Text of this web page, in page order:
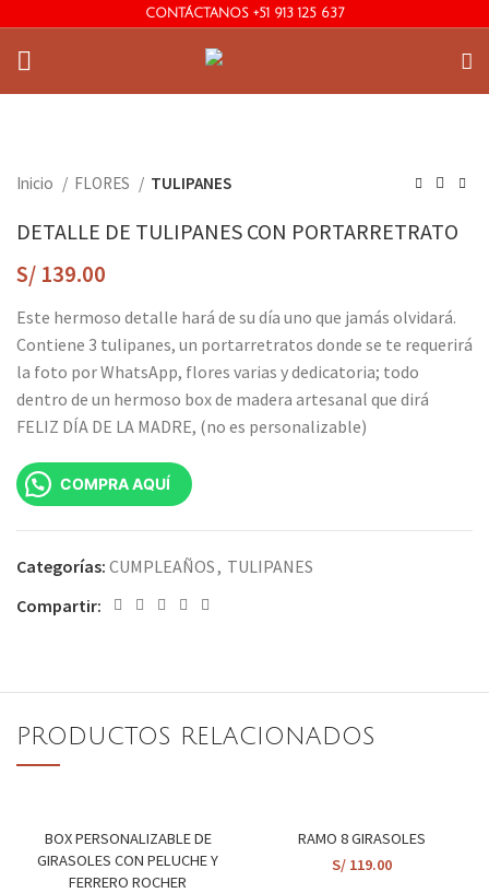
CONTÁCTANOS +51 913 125 637
Inicio FLORES TULIPANES
DETALLE DE TULIPANES CON PORTARRETRATO
S/ 139.00
Este hermoso detalle hará de su día uno que jamás olvidará.
Contiene 3 tulipanes, un portarretratos donde se te requerirá
la foto por WhatsApp, flores varias y dedicatoria; todo
dentro de un hermoso box de madera artesanal que dirá
FELIZ DÍA DE LA MADRE, (no es personalizable)
COMPRA AQUÍ
Categorías: CUMPLEAÑOS, TULIPANES
Compartir:
PRODUCTOS RELACIONADOS
BOX PERSONALIZABLE DE
GIRASOLES CON PELUCHE Y
FERRERO ROCHER
RAMO 8 GIRASOLES
S/119.00